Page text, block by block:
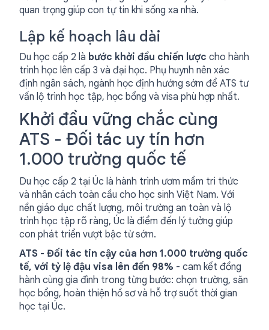
quan trọng giúp con tự tin khi sống xa nhà.
Lập kế hoạch lâu dài
Du học cấp 2 là bước khởi đầu chiến lược cho hành
trình học lên cấp 3 và đại học. Phụ huynh nên xác
định ngân sách, ngành học định hướng sớm để ATS tư
vấn lộ trình học tập, học bổng và visa phù hợp nhất.
Khởi đầu vững chắc cùng
ATS - Đối tác uy tín hơn
1.000 trường quốc tế
Du học cấp 2 tại Úc là hành trình ươm mầm tri thức
và nhân cách toàn cầu cho học sinh Việt Nam. Với
nền giáo dục chất lượng, môi trường an toàn và lộ
trình học tập rõ ràng, Úc là điểm đến lý tưởng giúp
con phát triển vượt bậc từ sớm.
ATS - Đối tác tin cậy của hơn 1.000 trường quốc
tế, với tỷ lệ đậu visa lên đến 98% - cam kết đồng
hành cùng gia đình trong từng bước: chọn trường, săn
học bổng, hoàn thiện hồ sơ và hỗ trợ suốt thời gian
học tại Úc.